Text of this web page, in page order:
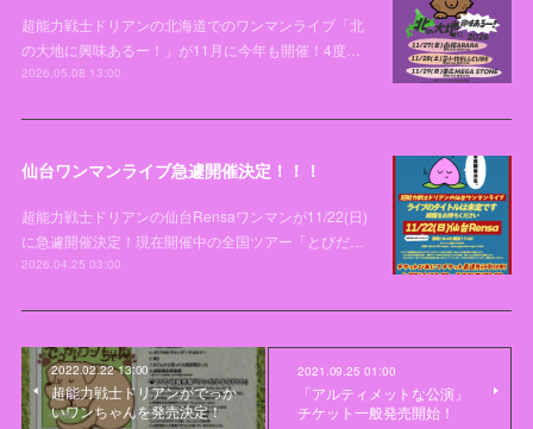
超能力戦士ドリアンの北海道でのワンマンライブ「北
の大地に興味あるー！」が11月に今年も開催！4度…
2026.05.08 13:00
仙台ワンマンライブ急遽開催決定！！！
超能力戦士ドリアンの仙台Rensaワンマンが11/22(日)
に急遽開催決定！現在開催中の全国ツアー「とびだ…
2026.04.25 03:00
2022.02.22 13:00
超能力戦士ドリアンがでっか
いワンちゃんを発売決定！
2021.09.25 01:00
「アルティメットな公演」
チケット一般発売開始！